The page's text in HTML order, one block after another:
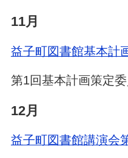
11月
益子町図書館基本計
第1回基本計画策定
12月
益子町図書館講演会